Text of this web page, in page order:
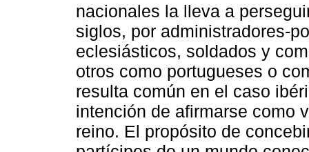
nacionales la lleva a
siglos, por administradores-
eclesiásticos, soldados y
otros como portugueses o
resulta común en el caso
intención de afirmarse como
reino. El propósito de